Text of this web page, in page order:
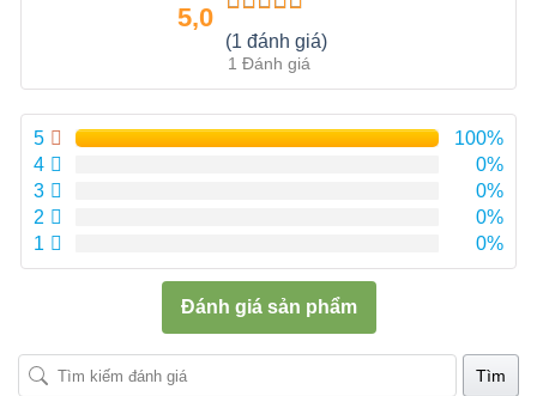
5,0
Được xếp
hạng 5.00
sao
(1 đánh giá)
1 Đánh giá
5
100%
4
0%
3
0%
2
0%
1
0%
Đánh giá sản phẩm
Tìm